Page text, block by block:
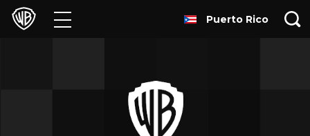
Películas
Juegos y Aplicaciones
Puerto Rico